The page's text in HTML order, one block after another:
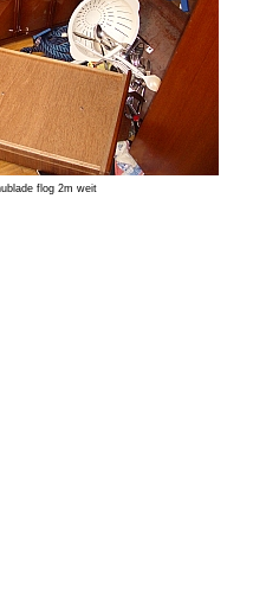
flog 2m weit